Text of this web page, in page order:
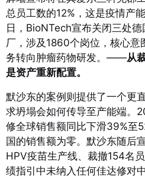
总员工数的12%，这是疫情产
日，BioNTech宣布关闭三处
厂，涉及1860个岗位，核心意
务转向肿瘤药物研发。 ——从
是资产重新配置。
默沙东的案例则提供了一个更
求坍塌会如何传导至产能端。
修全球销售额同比下滑39%至
国的销售额为零。 默沙东随后
HPV疫苗生产线、裁撤154名
绩指引中未纳入任何佳达修对